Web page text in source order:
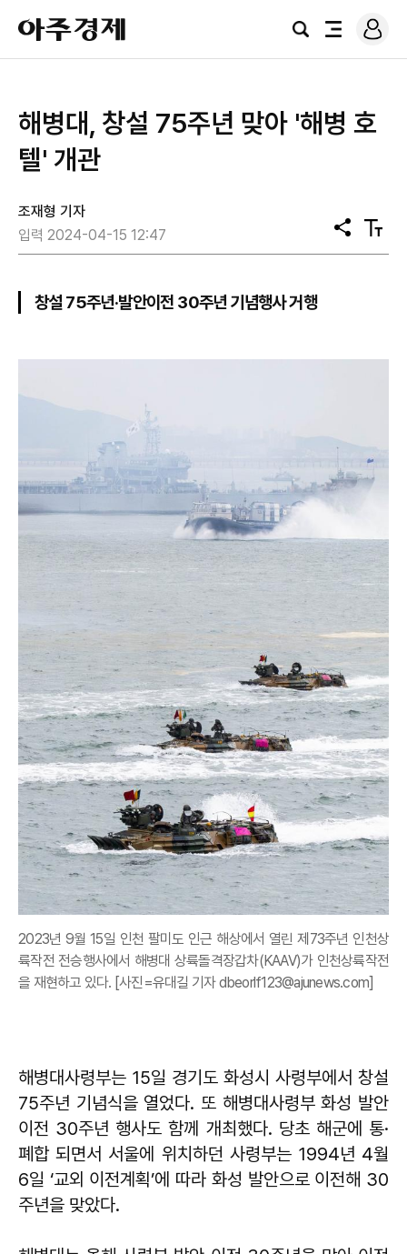
아
주
경
검
전
로
그
해병대, 창설 75주년 맞아 '해병 호
텔' 개관
조재형 기자
입력 2024-04-15 12:47
공
유
텍
스
창설 75주년·발안이전 30주년 기념행사 거행
2023년 9월 15일 인천 팔미도 인근 해상에서 열린 제73주년 인천상
륙작전 전승행사에서 해병대 상륙돌격장갑차(KAAV)가 인천상륙작전
을 재현하고 있다. [사진=유대길 기자 dbeorlf123@ajunews.com]
해병대사령부는 15일 경기도 화성시 사령부에서 창설
75주년 기념식을 열었다. 또 해병대사령부 화성 발안
이전 30주년 행사도 함께 개최했다. 당초 해군에 통·
폐합 되면서 서울에 위치하던 사령부는 1994년 4월
6일 ‘교외 이전계획’에 따라 화성 발안으로 이전해 30
주년을 맞았다.